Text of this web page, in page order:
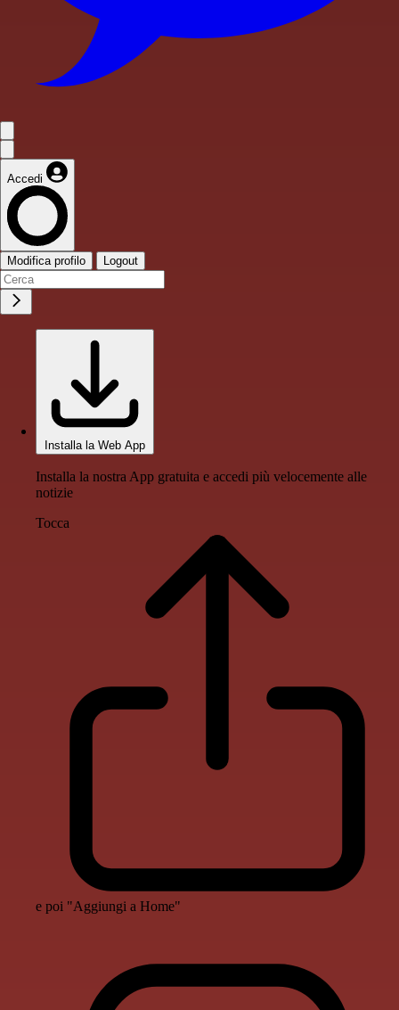
Accedi
Modifica profilo Logout
Installa la Web App
Installa la nostra App gratuita e accedi più velocemente alle
notizie
Tocca
e poi "Aggiungi a Home"